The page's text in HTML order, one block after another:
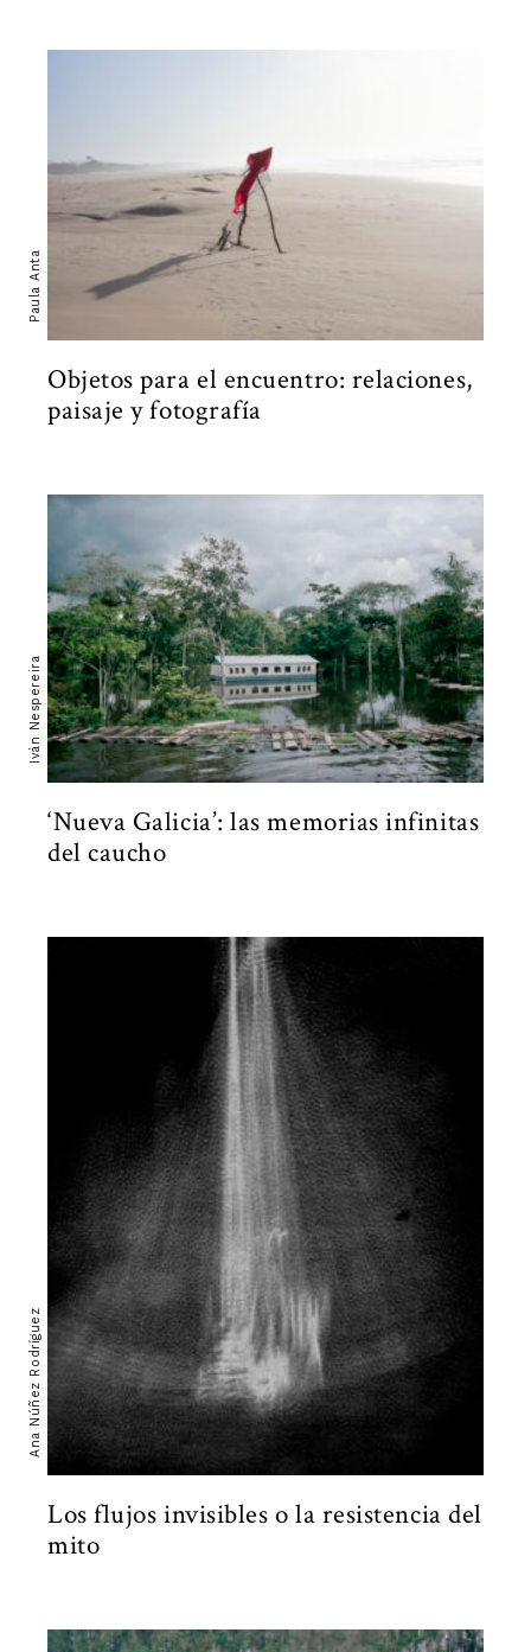
Paula Anta
Objetos para el encuentro: relaciones,
paisaje y fotografía
Iván Nespereira
‘Nueva Galicia’: las memorias infinitas
del caucho
Ana Núñez Rodríguez
Los flujos invisibles o la resistencia del
mito